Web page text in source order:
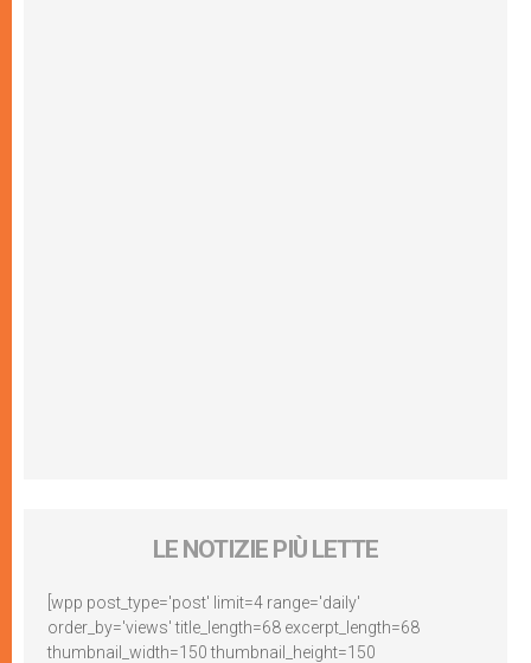
LE NOTIZIE PIÙ LETTE
[wpp post_type='post' limit=4 range='daily'
order_by='views' title_length=68 excerpt_length=68
thumbnail_width=150 thumbnail_height=150